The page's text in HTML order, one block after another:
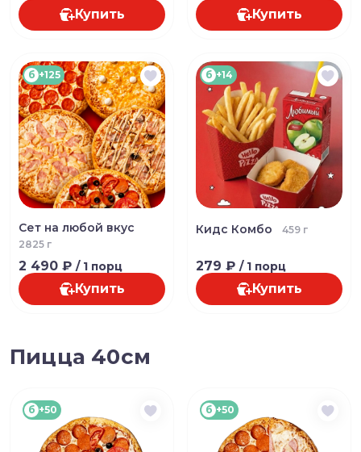
Купить Купить
б +125
Сет на любой вкус
2825 г
2 490 ₽ / 1 порц
Купить
б +14
Кидс Комбо 459 г
279 ₽ / 1 порц
Купить
Пицца 40см
б +50 б +50